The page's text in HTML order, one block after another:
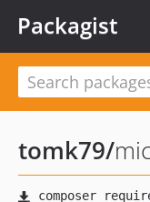
Packagist
tomk79/